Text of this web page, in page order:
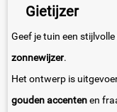
Gietijzer
Geef je tuin een
zonnewijzer.
Het ontwerp is
gouden accentenen